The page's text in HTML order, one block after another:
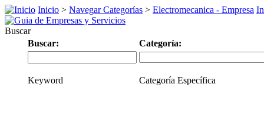
Inicio > Navegar Categorías > Electromecanica - Empresa
Buscar
Buscar:
Categoría:
Keyword Categoría Específica